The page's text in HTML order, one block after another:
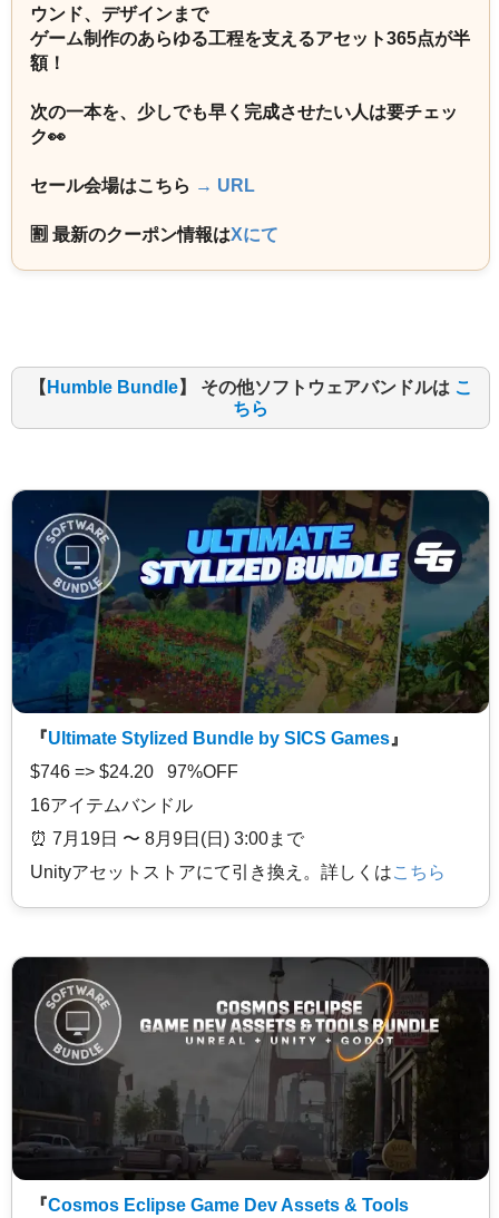
ウンド、デザインまで
ゲーム制作のあらゆる工程を支えるアセット365点が半
額！
次の一本を、少しでも早く完成させたい人は要チェッ
ク👀
セール会場はこちら → URL
🈹 最新のクーポン情報はXにて
【 Humble Bundle】 その他ソフトウェアバンドルは こ
ちら
『Ultimate Stylized Bundle by SICS Games 』
$746 => $24.20 97%OFF
16アイテムバンドル
⏰️ 7月19日 〜 8月9日(日) 3:00まで
Unityアセットストアにて引き換え。詳しくはこちら
『Cosmos Eclipse Game Dev Assets & Tools